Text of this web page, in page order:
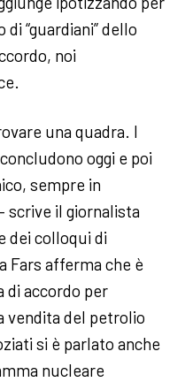
“guardiani” dello
noi
una quadra. I
oggi e poi
sempre in
scrive il giornalista
dei colloqui di
Fars afferma che è
di accordo per
vendita del petrolio
si è parlato anche
nucleare